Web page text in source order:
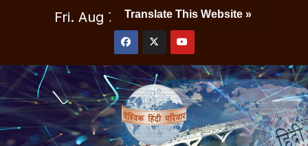
Fri. Aug 7th, 2026 10:48:34 AM
Translate This Website »